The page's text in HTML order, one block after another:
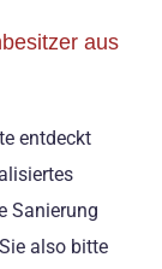
aus
entdeckt
Sanierung
also bitte